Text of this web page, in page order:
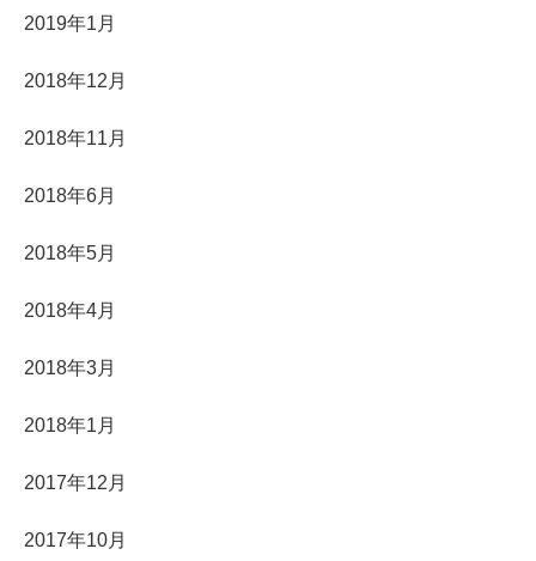
2019年1月
2018年12月
2018年11月
2018年6月
2018年5月
2018年4月
2018年3月
2018年1月
2017年12月
2017年10月